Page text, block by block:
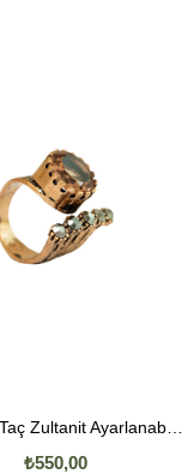
Ottoman Taç Zultanit Ayarlanabilir Yüzük
₺550,00